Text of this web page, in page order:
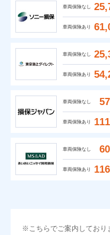
車両保険なし
車両保険あり
車両保険なし
車両保険あり
車両保険なし
車両保険あり
車両保険なし
車両保険あり
こちらでご案内してお